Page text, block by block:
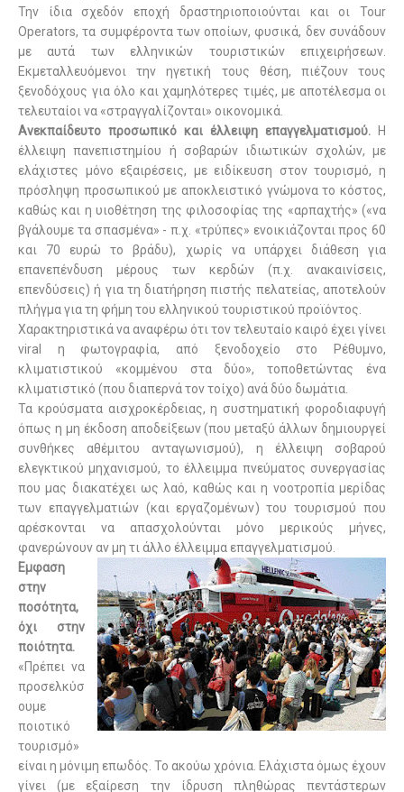
Την ίδια σχεδόν εποχή δραστηριοποιούνται και οι Tour
Operators, τα συμφέροντα των οποίων, φυσικά, δεν συνάδουν
με αυτά των ελληνικών τουριστικών επιχειρήσεων.
Εκμεταλλευόμενοι την ηγετική τους θέση, πιέζουν τους
ξενοδόχους για όλο και χαμηλότερες τιμές, με αποτέλεσμα οι
τελευταίοι να «στραγγαλίζονται» οικονομικά.
Ανεκπαίδευτο προσωπικό και έλλειψη επαγγελματισμού.
Η
έλλειψη πανεπιστημίου ή σοβαρών ιδιωτικών σχολών, με
ελάχιστες μόνο εξαιρέσεις, με ειδίκευση στον τουρισμό, η
πρόσληψη προσωπικού με αποκλειστικό γνώμονα το κόστος,
καθώς και η υιοθέτηση της φιλοσοφίας της «αρπαχτής» («να
βγάλουμε τα σπασμένα» - π.χ. «τρύπες» ενοικιάζονται προς 60
και 70 ευρώ το βράδυ), χωρίς να υπάρχει διάθεση για
επανεπένδυση μέρους των κερδών (π.χ. ανακαινίσεις,
επενδύσεις) ή για τη διατήρηση πιστής πελατείας, αποτελούν
πλήγμα για τη φήμη του ελληνικού τουριστικού προϊόντος.
Χαρακτηριστικά να αναφέρω ότι τον τελευταίο καιρό έχει γίνει
viral
η φωτογραφία, από ξενοδοχείο στο Ρέθυμνο,
κλιματιστικού «κομμένου στα δύο», τοποθετώντας ένα
κλιματιστικό (που διαπερνά τον τοίχο) ανά δύο δωμάτια.
Τα κρούσματα αισχροκέρδειας, η συστηματική φοροδιαφυγή
όπως η μη έκδοση αποδείξεων (που μεταξύ άλλων δημιουργεί
συνθήκες αθέμιτου ανταγωνισμού), η έλλειψη σοβαρού
ελεγκτικού μηχανισμού, το έλλειμμα πνεύματος συνεργασίας
που μας διακατέχει ως λαό, καθώς και η νοοτροπία μερίδας
των επαγγελματιών (και εργαζομένων) του τουρισμού που
αρέσκονται να απασχολούνται μόνο μερικούς μήνες,
φανερώνουν αν μη τι άλλο έλλειμμα επαγγελματισμού.
Εμφαση
στην
ποσότητα,
όχι στην
ποιότητα.
«Πρέπει να
προσελκύσ
ουμε
ποιοτικό
τουρισμό»
είναι η μόνιμη επωδός. Το ακούω χρόνια. Ελάχιστα όμως έχουν
γίνει (με εξαίρεση την ίδρυση πληθώρας πεντάστερων